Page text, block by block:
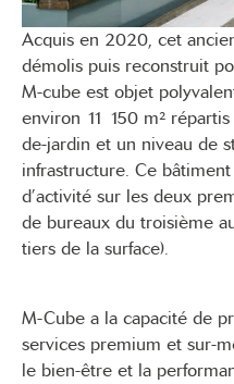
Acquis en 2020, cet
démolis puis reconstruit
M-cube est objet
environ 11 150 m²
de-jardin et un niveau de
infrastructure. Ce
d’activité sur les deux
de bureaux du troisième
tiers de la surface).
M-Cube a la capacité de
services premium et sur-
le bien-être et la